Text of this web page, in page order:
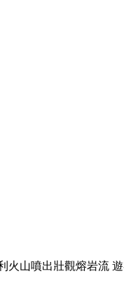
火山噴出壯觀熔岩流